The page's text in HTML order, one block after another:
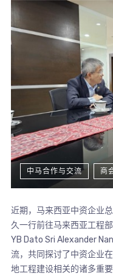
中马合作与交流 商
近期，马来西亚中资企业
久一行前往马来西亚工程
YB Dato Sri Alexander
流，共同探讨了中资企业
地工程建设相关的诸多重